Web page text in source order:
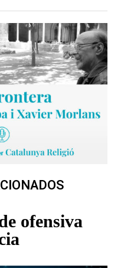
ofensiva